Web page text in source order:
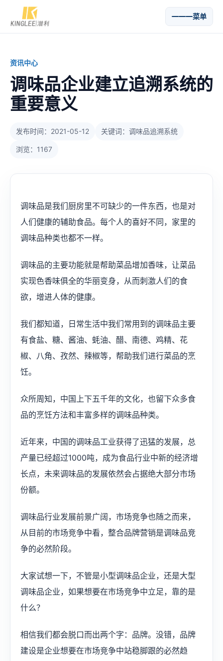
菜单
资讯中心
调味品企业建立追溯系统的
重要意义
发布时间：2021-05-12 关键词：调味品追溯系统
浏览：1167
调味品是我们厨房里不可缺少的一件东西，也是对
人们健康的辅助食品。每个人的喜好不同，家里的
调味品种类也都不一样。
调味品的主要功能就是帮助菜品增加香味，让菜品
实现色香味俱全的华丽变身，从而刺激人们的食
欲，增进人体的健康。
我们都知道，日常生活中我们常用到的调味品主要
有食盐、糖、酱油、蚝油、醋、南德、鸡精、花
椒、八角、孜然、辣椒等，帮助我们进行菜品的烹
饪。
众所周知，中国上下五千年的文化，也留下众多食
品的烹饪方法和丰富多样的调味品种类。
近年来，中国的调味品工业获得了迅猛的发展，总
产量已经超过1000吨，成为食品行业中新的经济增
长点，未来调味品的发展依然会占据绝大部分市场
份额。
调味品行业发展前景广阔，市场竞争也随之而来，
从目前的市场竞争中看，整合品牌营销是调味品竞
争的必然阶段。
大家试想一下，不管是小型调味品企业，还是大型
调味品企业，如果想要在市场竞争中立足，靠的是
什么？
相信我们都会脱口而出两个字：品牌。没错，品牌
建设是企业想要在市场竞争中站稳脚跟的必然趋